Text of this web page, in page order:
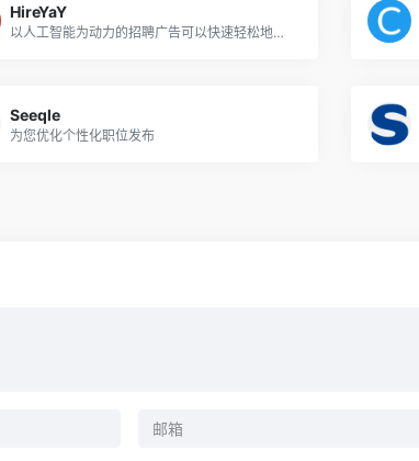
HireYaY
以人工智能为动力的招聘广告可以快速轻松地吸引数百万求职者。
Seeqle
为您优化个性化职位发布